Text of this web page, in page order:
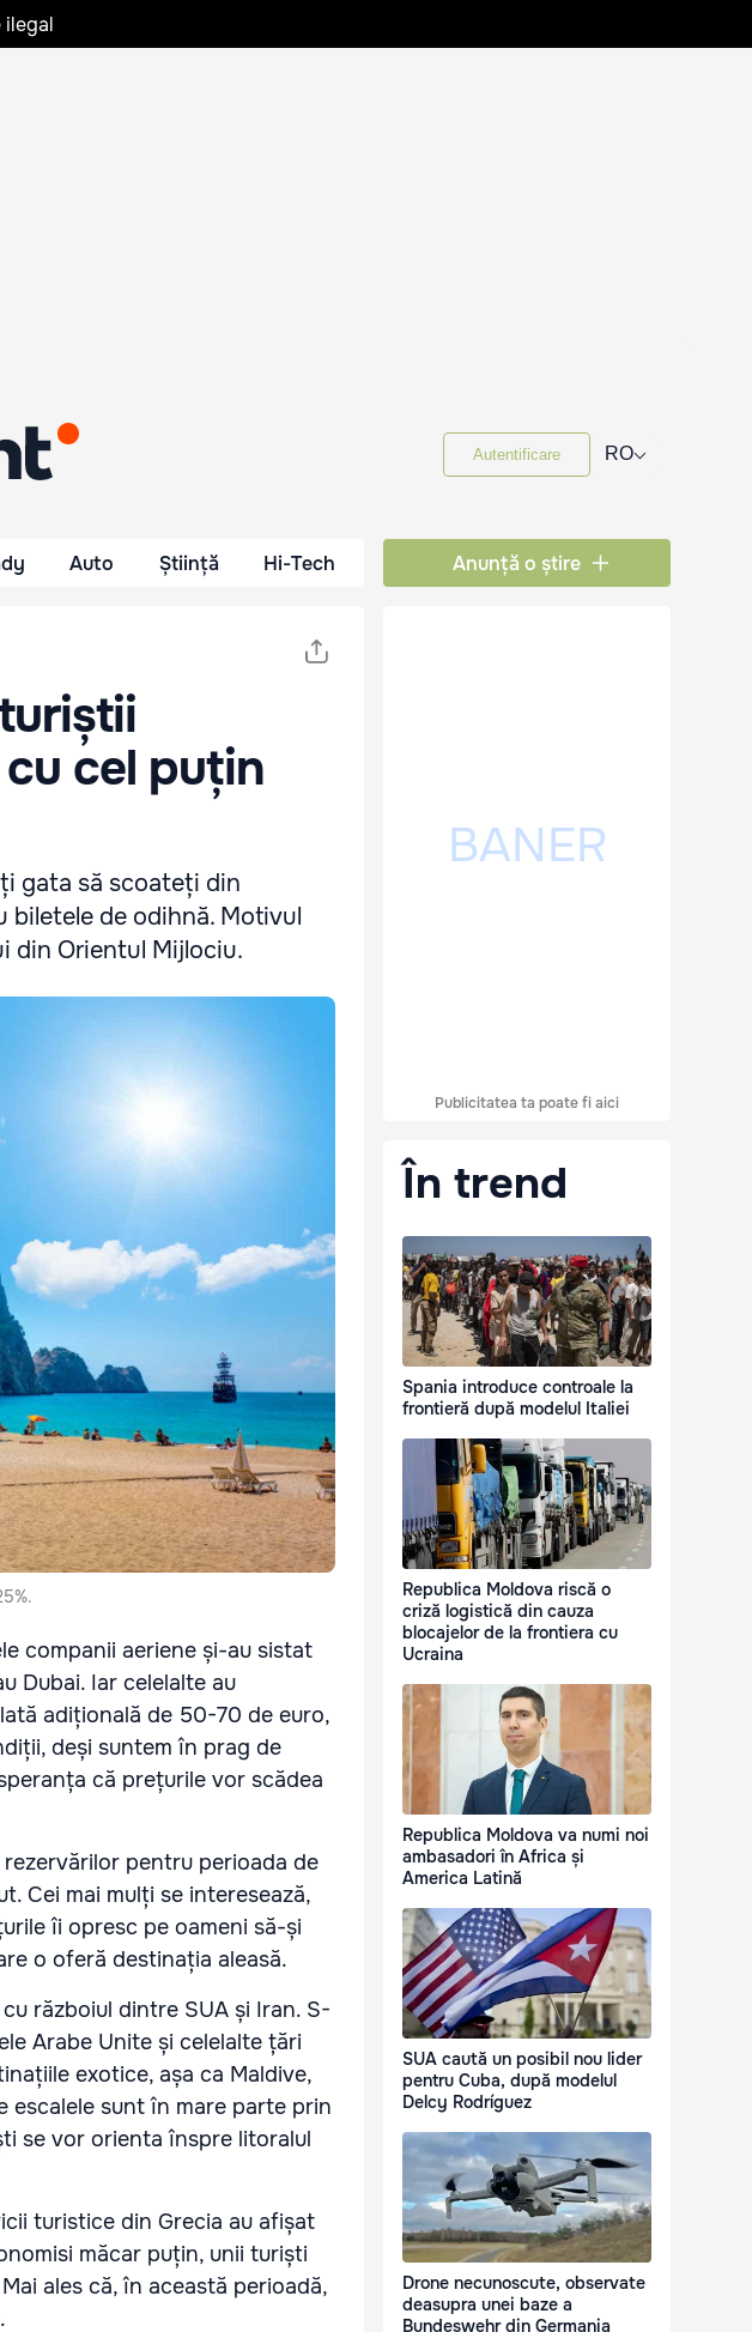
ilegal
Autentificare RO⌵
Auto Știință Hi-Tech Anunță o știre
cel puțin
gata să scoateți din
biletele de odihnă. Motivul
din Orientul Mijlociu.
companii aeriene și-au sistat
Dubai. Iar celelalte au
adițională de 50-70 de euro,
deși suntem în prag de
că prețurile vor scădea
pentru perioada de
Cei mai mulți se interesează,
îi opresc pe oameni să-și
o oferă destinația aleasă.
războiul dintre SUA și Iran. S-
Arabe Unite și celelalte țări
exotice, așa ca Maldive,
escalele sunt în mare parte prin
se vor orienta înspre litoralul
turistice din Grecia au afișat
măcar puțin, unii turiști
ales că, în această perioadă,
Publicitatea ta poate fi aici
În trend
Spania introduce controale la
frontieră după modelul Italiei
Republica Moldova riscă o
criză logistică din cauza
blocajelor de la frontiera cu
Ucraina
Republica Moldova va numi noi
ambasadori în Africa și
America Latină
SUA caută un posibil nou lider
pentru Cuba, după modelul
Delcy Rodríguez
Drone necunoscute, observate
deasupra unei baze a
Bundeswehr din Germania